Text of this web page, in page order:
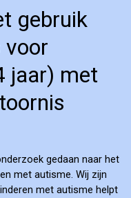
gebruik
voor
jaar) met
gedaan naar het
met autisme. Wij zijn
met autisme helpt